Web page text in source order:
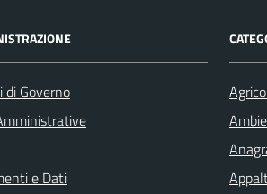
di Governo
e Dati